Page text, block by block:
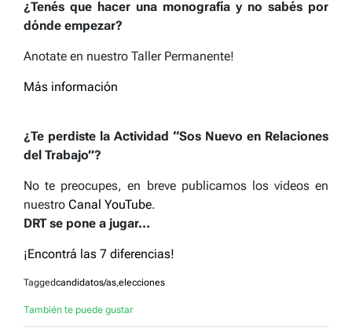
¿Tenés que hacer una monografía y no sabés por
dónde empezar?
Anotate en nuestro Taller Permanente!
Más información
¿Te perdiste la Actividad “Sos Nuevo en Relaciones
del Trabajo”?
No te preocupes, en breve publicamos los videos en
nuestro Canal YouTube.
DRT se pone a jugar…
¡Encontrá las 7 diferencias!
Taggedcandidatos/as,elecciones
También te puede gustar